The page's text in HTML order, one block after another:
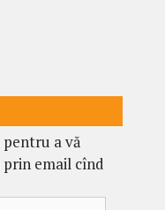
a vă
email cînd